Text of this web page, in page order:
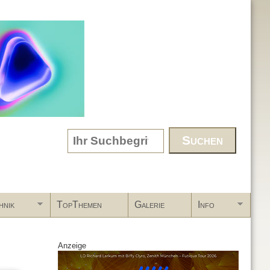
Search form
TopThemen Galerie Info
Anzeige